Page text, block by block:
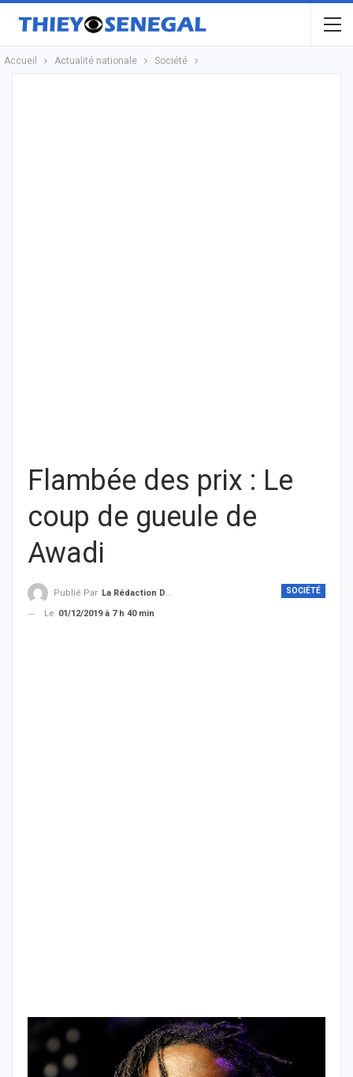
Accueil Actualité nationale Société
Flambée des prix : Le
coup de gueule de
Awadi
SOCIÉTÉ
Publié Par La Rédaction De THIEYSENEGAL.com
Le 01/12/2019 à 7 h 40 min